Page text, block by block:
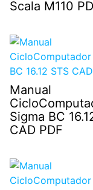
Scala M110
Manual
Sigma BC
CAD PDF